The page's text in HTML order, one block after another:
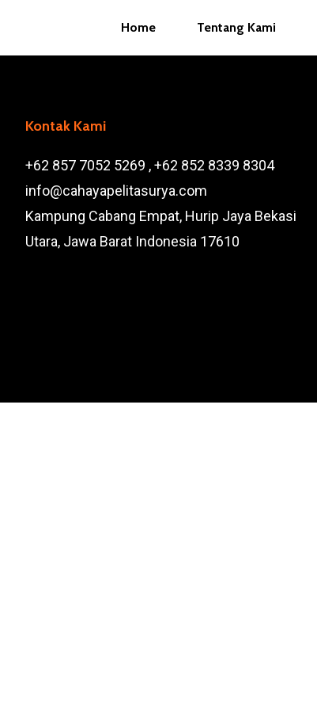
Home Tentang Kami
Kontak Kami
+62 857 7052 5269 , +62 852 8339 8304
info@cahayapelitasurya.com
Kampung Cabang Empat, Hurip Jaya Bekasi
Utara, Jawa Barat Indonesia 17610